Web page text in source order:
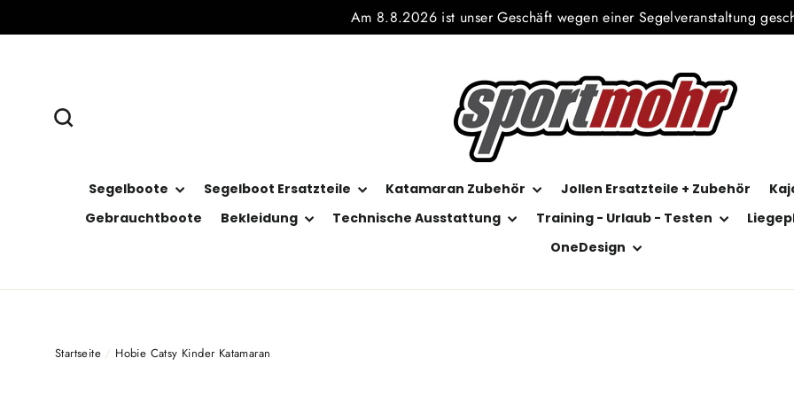
zum
Am 8.8.2026 ist unser Geschäft wegen einer Segelveranstaltung
Segelboote Segelboot Ersatzteile Katamaran Zubehör Jollen Ersatzteile + Zubehör
Gebrauchtboote
Bekleidung Technische Ausstattung Training - Urlaub - Testen
OneDesign
Startseite / Hobie Catsy Kinder Katamaran